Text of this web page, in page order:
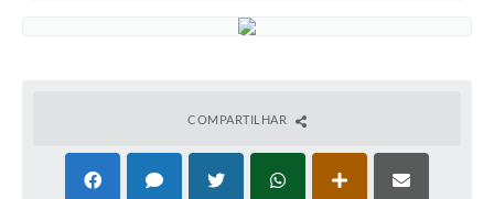
COMPARTILHAR